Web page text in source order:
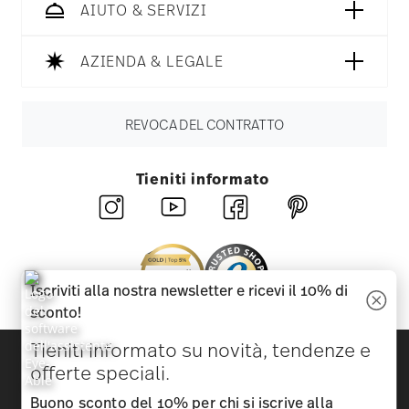
AIUTO & SERVIZI
AZIENDA & LEGALE
REVOCA DEL CONTRATTO
Tieniti informato
Scopri tutti i nostri brand
Bellezza e funzionalità per la tua casa
Iscriviti alla nostra newsletter e ricevi il 10% di
sconto!
Tieniti informato su novità, tendenze e
offerte speciali.
Buono sconto del 10% per chi si iscrive alla